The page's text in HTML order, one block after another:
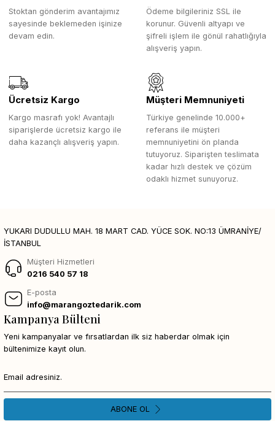
Stoktan gönderim avantajımız
sayesinde beklemeden işinize
devam edin.
Ödeme bilgileriniz SSL ile
korunur. Güvenli altyapı ve
şifreli işlem ile gönül rahatlığıyla
alışveriş yapın.
Ücretsiz Kargo
Kargo masrafı yok! Avantajlı
siparişlerde ücretsiz kargo ile
daha kazançlı alışveriş yapın.
Müşteri Memnuniyeti
Türkiye genelinde 10.000+
referans ile müşteri
memnuniyetini ön planda
tutuyoruz. Siparişten teslimata
kadar hızlı destek ve çözüm
odaklı hizmet sunuyoruz.
YUKARI DUDULLU MAH. 18 MART CAD. YÜCE SOK. NO:13 ÜMRANİYE/
İSTANBUL
Müşteri Hizmetleri
0216 540 57 18
E-posta
info@marangoztedarik.com
Kampanya Bülteni
Yeni kampanyalar ve fırsatlardan ilk siz haberdar olmak için
bültenimize kayıt olun.
ABONE OL